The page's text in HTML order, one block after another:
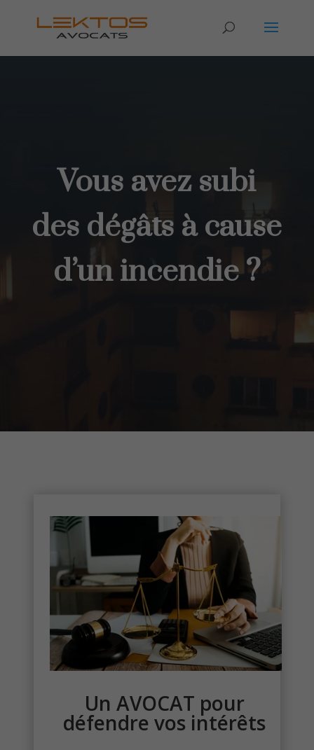
Vous avez subi
des dégâts à cause
d’un incendie ?
Un AVOCAT pour
défendre vos intérêts